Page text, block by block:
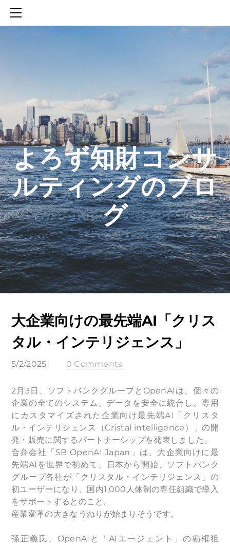
​よろず知財コンサ
ルティングのブロ
グ
大企業向けの最先端AI「クリス
タル・インテリジェンス」
5/2/2025 0 Comments
2月3日、ソフトバンクグループとOpenAIは、個々の
企業の全てのシステム、データを安全に統合し、専用
にカスタマイズされた企業向け最先端AI「クリスタ
ル・インテリジェンス（Cristal intelligence）」の開
発・販売に関するパートナーシップを発表しました。
合弁会社「SB OpenAI Japan」は、大企業向けに最
先端AIを世界で初めて、日本から開始、ソフトバンク
グループ各社が「クリスタル・インテリジェンス」の
初ユーザーになり、国内1,000人体制の専任組織で導入
をサポートするとのこと。
産業変革の大きなうねりが始まりそうです。
孫正義氏、OpenAIと「AIエージェント」の覇権狙
SERVICES
知財活動のROICへの貢献
生成AIを活用した知財戦略の策定方法
生成AIとの「壁打ち」で、新たな発明を創出する方法